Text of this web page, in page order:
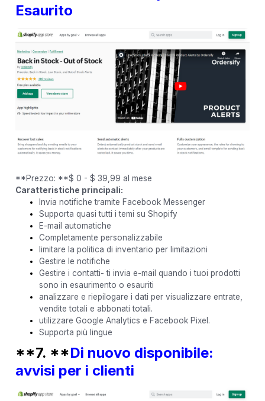
Esaurito
**Prezzo: **$ 0 - $ 39,99 al mese
Caratteristiche principali:
Invia notifiche tramite Facebook Messenger
Supporta quasi tutti i temi su Shopify
E-mail automatiche
Completamente personalizzabile
limitare la politica di inventario per limitazioni
Gestire le notifiche
Gestire i contatti- ti invia e-mail quando i tuoi prodotti
sono in esaurimento o esauriti
analizzare e riepilogare i dati per visualizzare entrate,
vendite totali e abbonati totali.
utilizzare Google Analytics e Facebook Pixel.
Supporta più lingue
**7. **Di nuovo disponibile:
avvisi per i clienti